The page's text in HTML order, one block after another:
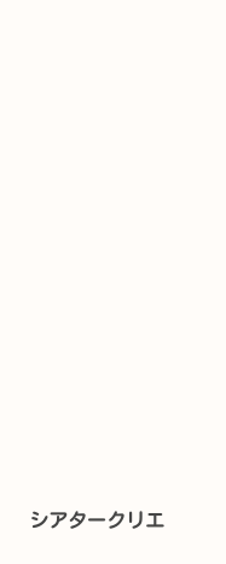
シアタークリエ